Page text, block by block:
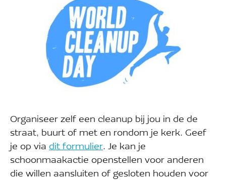
Organiseer zelf een cleanup bij jou in de de
straat, buurt of met en rondom je kerk. Geef
je op via dit formulier. Je kan je
schoonmaakactie openstellen voor anderen
die willen aansluiten of gesloten houden voor